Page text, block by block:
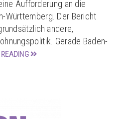
Aufforderung an die
Württemberg. Der Bericht
andere,
Gerade Baden-